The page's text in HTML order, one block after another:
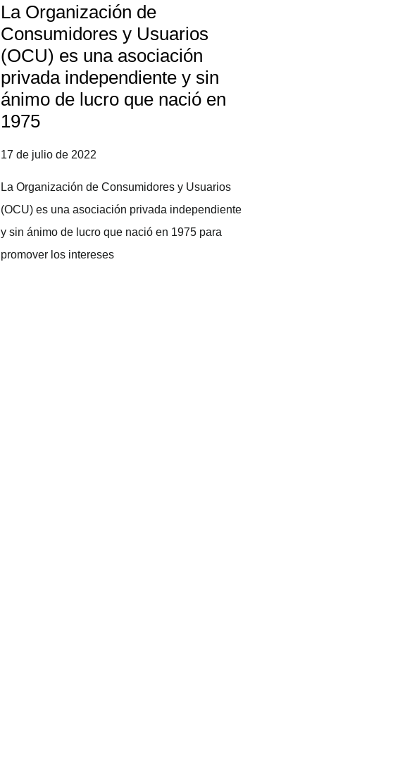
La Organización de
Consumidores y Usuarios
(OCU) es una asociación
privada independiente y sin
ánimo de lucro que nació en
1975
17 de julio de 2022
La Organización de Consumidores y Usuarios
(OCU) es una asociación privada independiente
y sin ánimo de lucro que nació en 1975 para
promover los intereses